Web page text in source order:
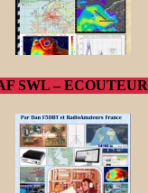
SWL – ECOUTEUR